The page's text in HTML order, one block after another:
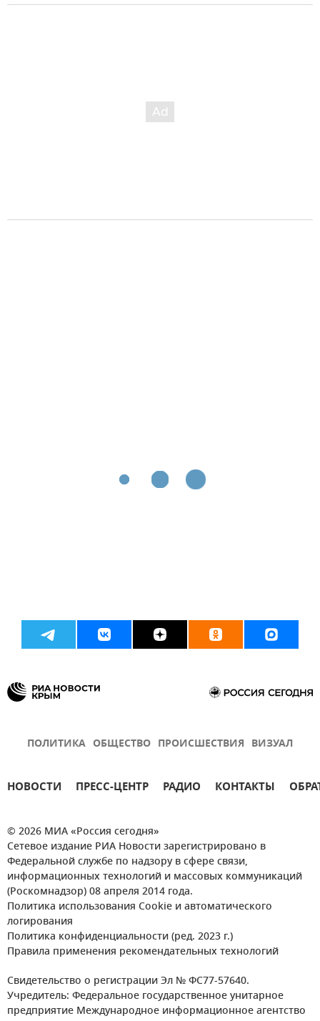
ПОЛИТИКА ОБЩЕСТВО ПРОИСШЕСТВИЯ ВИЗУАЛ
НОВОСТИ ПРЕСС-ЦЕНТР РАДИО КОНТАКТЫ
© 2026 МИА «Россия сегодня»
Сетевое издание РИА Новости зарегистрировано в
Федеральной службе по надзору в сфере связи,
информационных технологий и массовых коммуникаций
(Роскомнадзор) 08 апреля 2014 года.
Политика использования Cookie и автоматического
логирования
Политика конфиденциальности (ред. 2023 г.)
Правила применения рекомендательных технологий
Свидетельство о регистрации Эл № ФС77-57640.
Учредитель: Федеральное государственное унитарное
предприятие Международное информационное агентство